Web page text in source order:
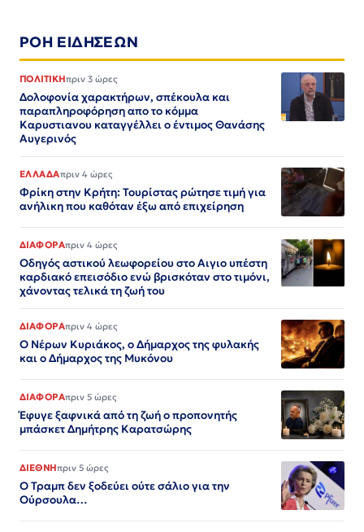
ΡΟΗ ΕΙΔΗΣΕΩΝ
ΠΟΛΙΤΙΚΗπριν 3 ώρες
Δολοφονία χαρακτήρων, σπέκουλα και
παραπληροφόρηση απο το κόμμα
Καρυστιανου καταγγέλλει ο έντιμος Θανάσης
Αυγερινός
ΕΛΛΑΔΑπριν 4 ώρες
Φρίκη στην Κρήτη: Τουρίστας ρώτησε τιμή για
ανήλικη που καθόταν έξω από επιχείρηση
ΔΙΑΦΟΡΑπριν 4 ώρες
Οδηγός αστικού λεωφορείου στο Αιγιο υπέστη
καρδιακό επεισόδιο ενώ βρισκόταν στο τιμόνι,
χάνοντας τελικά τη ζωή του
ΔΙΑΦΟΡΑπριν 4 ώρες
Ο Νέρων Κυριάκος, o Δήμαρχος της φυλακής
και ο Δήμαρχος της Μυκόνου
ΔΙΑΦΟΡΑπριν 5 ώρες
Έφυγε ξαφνικά από τη ζωή ο προπονητής
μπάσκετ Δημήτρης Καρατσώρης
ΔΙΕΘΝΗπριν 5 ώρες
Ο Τραμπ δεν ξοδεύει ούτε σάλιο για την
Ούρσουλα…